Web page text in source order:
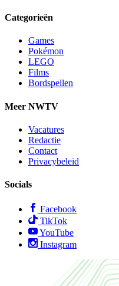
Categorieën
Games
Pokémon
LEGO
Films
Bordspellen
Meer NWTV
Vacatures
Redactie
Contact
Privacybeleid
Socials
Facebook
TikTok
YouTube
Instagram